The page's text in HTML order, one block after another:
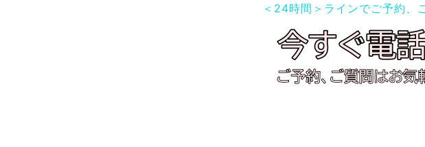
＜24時間＞ラインでご予約、